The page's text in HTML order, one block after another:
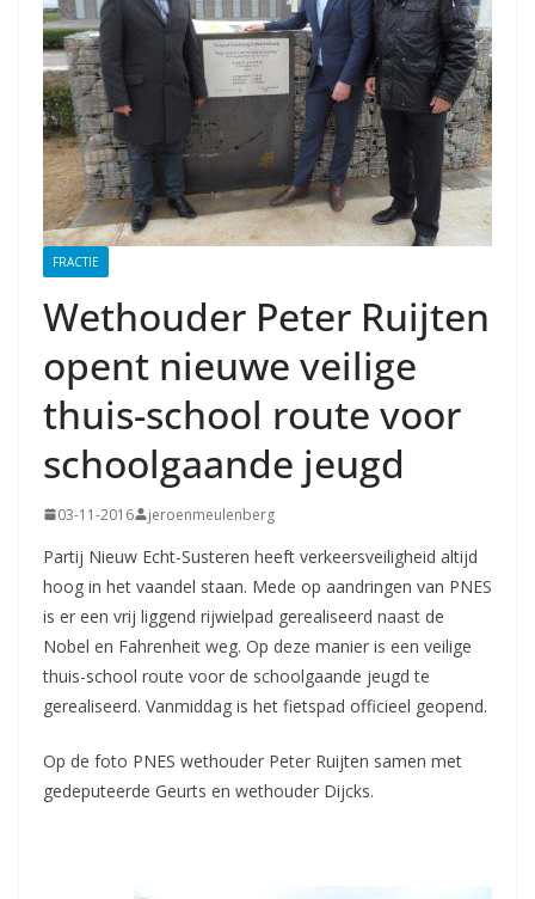
FRACTIE
Wethouder Peter Ruijten
opent nieuwe veilige
thuis-school route voor
schoolgaande jeugd
03-11-2016 jeroenmeulenberg
Partij Nieuw Echt-Susteren heeft verkeersveiligheid altijd
hoog in het vaandel staan. Mede op aandringen van PNES
is er een vrij liggend rijwielpad gerealiseerd naast de
Nobel en Fahrenheit weg. Op deze manier is een veilige
thuis-school route voor de schoolgaande jeugd te
gerealiseerd. Vanmiddag is het fietspad officieel geopend.
Op de foto PNES wethouder Peter Ruijten samen met
gedeputeerde Geurts en wethouder Dijcks.